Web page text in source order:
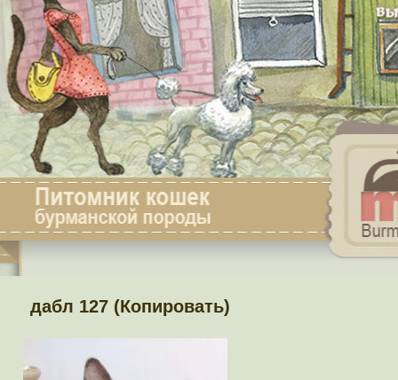
дабл 127 (Копировать)